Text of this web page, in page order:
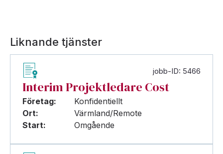
Liknande tjänster
jobb-ID: 5466
Interim Projektledare Cost
Företag:
Konfidentiellt
Ort:
Värmland/Remote
Start:
Omgående